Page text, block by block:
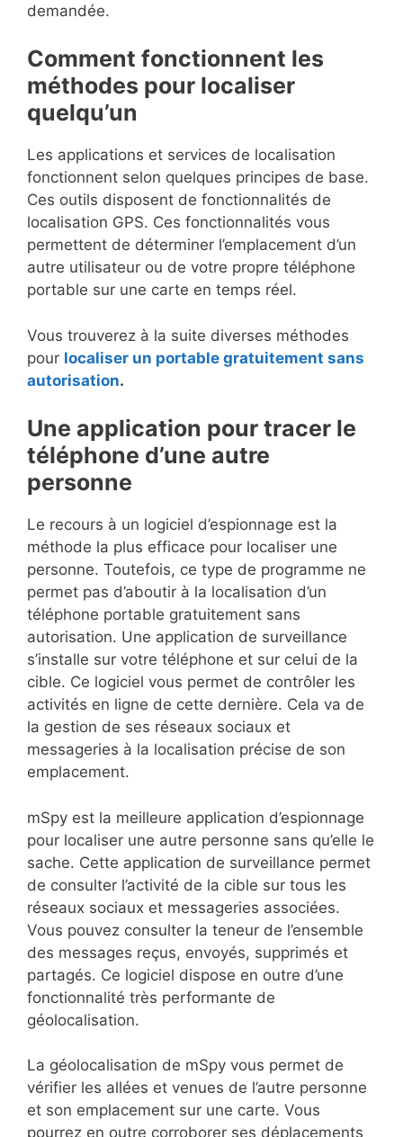
demandée.
Comment fonctionnent les
méthodes pour localiser
quelqu’un
Les applications et services de localisation
fonctionnent selon quelques principes de base.
Ces outils disposent de fonctionnalités de
localisation GPS. Ces fonctionnalités vous
permettent de déterminer l’emplacement d’un
autre utilisateur ou de votre propre téléphone
portable sur une carte en temps réel.
Vous trouverez à la suite diverses méthodes
pour localiser un portable gratuitement sans
autorisation.
Une application pour tracer le
téléphone d’une autre
personne
Le recours à un logiciel d’espionnage est la
méthode la plus efficace pour localiser une
personne. Toutefois, ce type de programme ne
permet pas d’aboutir à la localisation d’un
téléphone portable gratuitement sans
autorisation. Une application de surveillance
s’installe sur votre téléphone et sur celui de la
cible. Ce logiciel vous permet de contrôler les
activités en ligne de cette dernière. Cela va de
la gestion de ses réseaux sociaux et
messageries à la localisation précise de son
emplacement.
mSpy est la meilleure application d’espionnage
pour localiser une autre personne sans qu’elle le
sache. Cette application de surveillance permet
de consulter l’activité de la cible sur tous les
réseaux sociaux et messageries associées.
Vous pouvez consulter la teneur de l’ensemble
des messages reçus, envoyés, supprimés et
partagés. Ce logiciel dispose en outre d’une
fonctionnalité très performante de
géolocalisation.
La géolocalisation de mSpy vous permet de
vérifier les allées et venues de l’autre personne
et son emplacement sur une carte. Vous
pourrez en outre corroborer ses déplacements